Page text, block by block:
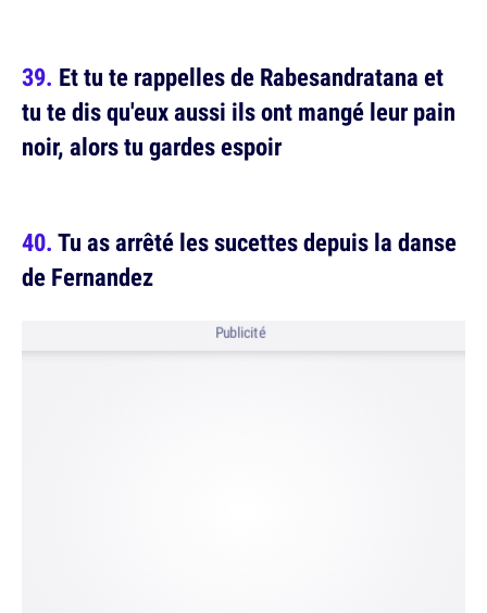
Et tu te rappelles de Rabesandratana et
tu te dis qu'eux aussi ils ont mangé leur pain
noir, alors tu gardes espoir
Tu as arrêté les sucettes depuis la danse
de Fernandez
Publicité